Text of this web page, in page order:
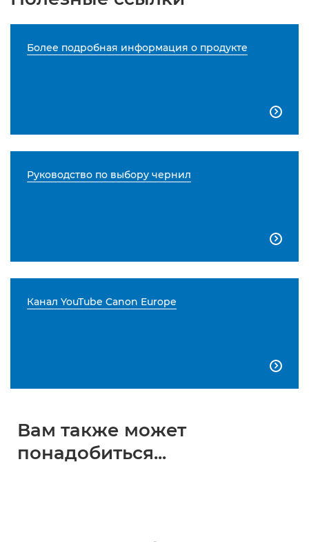
Более подробная информация о продукте

Руководство по выбору чернил

Канал YouTube Canon Europe

Вам также может
понадобиться...